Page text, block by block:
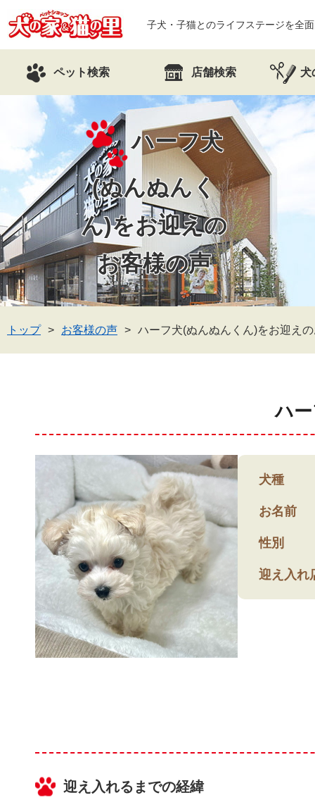
子犬・子猫とのライフステージを全
ペット検索 店舗検索 犬
ハーフ犬
(ぬんぬんく
ん)をお迎えの
お客様の声
トップ お客様の声 ハーフ犬(ぬんぬんくん)をお迎え
ハ
犬種
お名前
性別
迎え入れ
迎え入れるまでの経緯